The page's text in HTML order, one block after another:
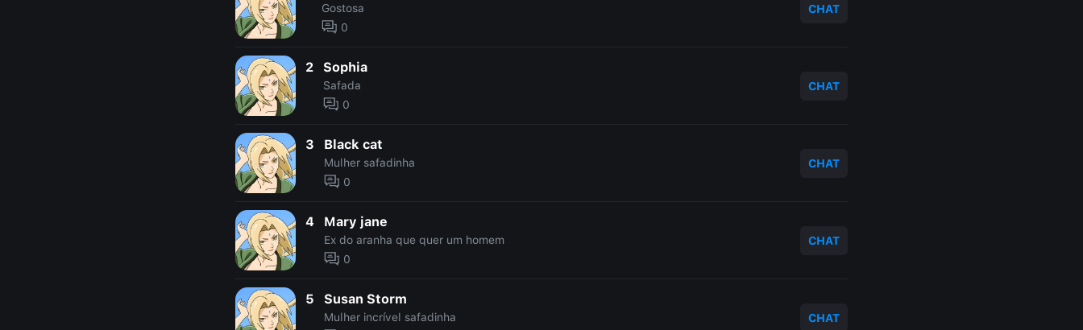
Gostosa
0
CHAT
2 Sophia
Safada
0
CHAT
3 Black cat
Mulher safadinha
0
CHAT
4 Mary jane
Ex do aranha que quer um homem
0
CHAT
5 Susan Storm
Mulher incrível safadinha
CHAT